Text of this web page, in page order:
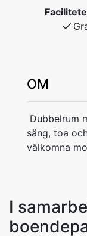
OM
Dubbelrum
säng, toa
välkomna
I